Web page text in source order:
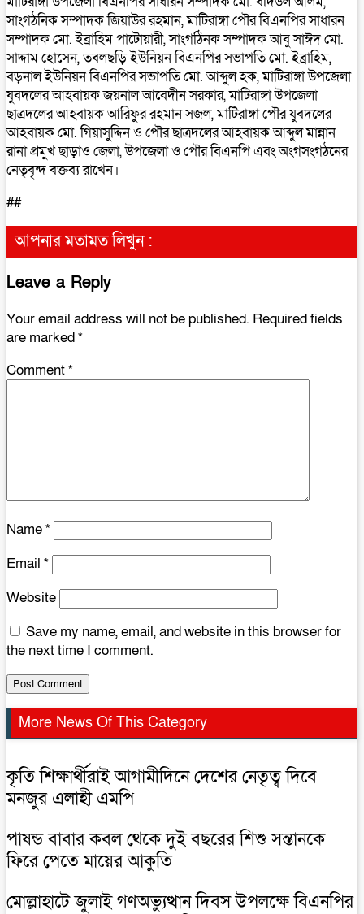
সাংগঠনিক সম্পাদক জিয়াউর রহমান, মাটিরাঙ্গা পৌর বিএনপির সাধারন
সম্পাদক মো. ইব্রাহিম পাটোয়ারী, সাংগঠিনক সম্পাদক আবু সাঈদ মো.
সাদ্দাম হোসেন, তবলছড়ি ইউনিয়ন বিএনপির সভাপতি মো. ইব্রাহিম,
বড়নাল ইউনিয়ন বিএনপির সভাপতি মো. আব্দুল হক, মাটিরাঙ্গা উপজেলা
যুবদলের আহবায়ক জয়নাল আবেদীন সরকার, মাটিরাঙ্গা উপজেলা
ছাত্রদলের আহবায়ক আরিফুর রহমান সজল, মাটিরাঙ্গা পৌর যুবদলের
আহবায়ক মো. গিয়াসুদ্দিন ও পৌর ছাত্রদলের আহবায়ক আব্দুল মান্নান
রানা প্রমুখ ছাড়াও জেলা, উপজেলা ও পৌর বিএনপি এবং অংগসংগঠনের
নেতৃবৃন্দ বক্তব্য রাখেন।
##
আপনার মতামত লিখুন :
Leave a Reply
Your email address will not be published. Required fields
are marked*
Comment*
Name*
Email *
Website
Save my name, email, and website in this browser for
the next time I comment.
More News Of This Category
কৃতি শিক্ষার্থীরাই আগামীদিনে দেশের নেতৃত্ব দিবে
মনজুর এলাহী এমপি
পাষন্ড বাবার কবল থেকে দুই বছরের শিশু সন্তানকে
ফিরে পেতে মায়ের আকুতি
মোল্লাহাটে জুলাই গণঅভ্যুত্থান দিবস উপলক্ষে বিএনপির